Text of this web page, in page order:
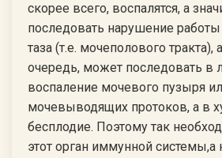
скорее всего, воспалятся, а
последовать нарушение
таза (т.е. мочеполового
очередь, может последовать в
воспаление мочевого пузыря
мочевыводящих протоков, а в
бесплодие. Поэтому так
этот орган иммунной системы,а